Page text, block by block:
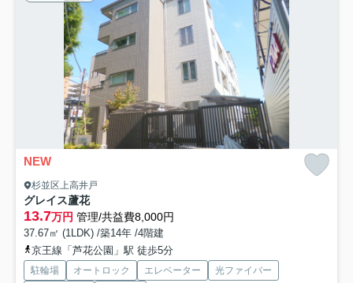
NEW
杉並区上高井戸
グレイス蘆花
13.7万円 管理/共益費8,000円
37.67㎡ (1LDK) /築14年 /4階建
京王線「芦花公園」駅 徒歩5分
駐輪場 オートロック エレベーター
光ファイバー